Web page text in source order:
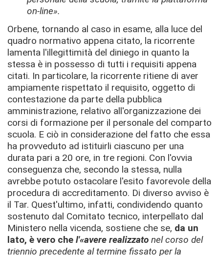
on-line».
Orbene, tornando al caso in esame, alla luce del
quadro normativo appena citato, la ricorrente
lamenta l'illegittimità del diniego in quanto la
stessa è in possesso di tutti i requisiti appena
citati. In particolare, la ricorrente ritiene di aver
ampiamente rispettato il requisito, oggetto di
contestazione da parte della pubblica
amministrazione, relativo all'organizzazione dei
corsi di formazione per il personale del comparto
scuola. E ciò in considerazione del fatto che essa
ha provveduto ad istituirli ciascuno per una
durata pari a 20 ore, in tre regioni. Con l'ovvia
conseguenza che, secondo la stessa, nulla
avrebbe potuto ostacolare l'esito favorevole della
procedura di accreditamento. Di diverso avviso è
il Tar. Quest'ultimo, infatti, condividendo quanto
sostenuto dal Comitato tecnico, interpellato dal
Ministero nella vicenda, sostiene che se, da un
lato, è vero che l'«avere realizzato nel corso del
triennio precedente al termine fissato per la